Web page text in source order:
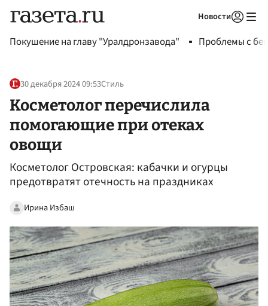
Новости
Покушение на главу "Уралдронзавода" Проблемы с
30 декабря 2024 09:53Стиль
Косметолог перечислила
помогающие при отеках
овощи
Косметолог Островская: кабачки и огурцы
предотвратят отечность на праздниках
Ирина Избаш